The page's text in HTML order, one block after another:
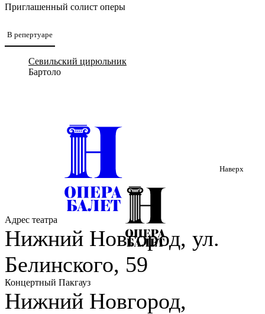
Приглашенный солист оперы
В репертуаре
Севильский цирюльник
Бартоло
Наверх
Адрес театра
Нижний Новгород, ул.
Белинского, 59
Концертный Пакгауз
Нижний Новгород,